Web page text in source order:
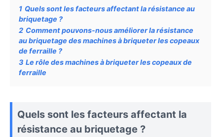
1 Quels sont les facteurs affectant la résistance au
briquetage ?
2 Comment pouvons-nous améliorer la résistance
au briquetage des machines à briqueter les copeaux
de ferraille ?
3 Le rôle des machines à briqueter les copeaux de
ferraille
Quels sont les facteurs affectant la
résistance au briquetage ?